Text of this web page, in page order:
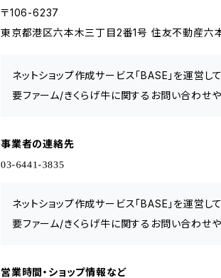
〒106-6237
東京都港区六本木三丁目2番1号 住友不動産六
ネットショップ作成サービス「BASE」を運営
要ファーム/きくらげ牛に関するお問い合わせや
事業者の連絡先
ネットショップ作成サービス「BASE」を運営
要ファーム/きくらげ牛に関するお問い合わせや
営業時間・ショップ情報など